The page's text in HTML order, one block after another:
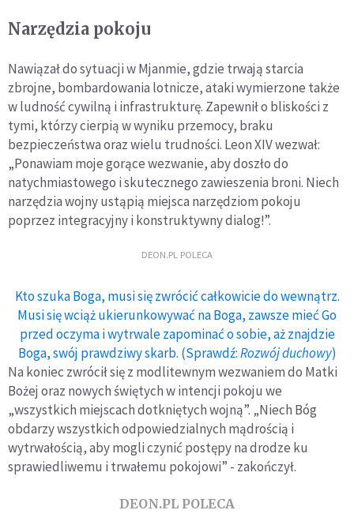
Narzędzia pokoju
Nawiązał do sytuacji w Mjanmie, gdzie trwają starcia
zbrojne, bombardowania lotnicze, ataki wymierzone także
w ludność cywilną i infrastrukturę. Zapewnił o bliskości z
tymi, którzy cierpią w wyniku przemocy, braku
bezpieczeństwa oraz wielu trudności. Leon XIV wezwał:
„Ponawiam moje gorące wezwanie, aby doszło do
natychmiastowego i skutecznego zawieszenia broni. Niech
narzędzia wojny ustąpią miejsca narzędziom pokoju
poprzez integracyjny i konstruktywny dialog!”.
DEON.PL POLECA
Kto szuka Boga, musi się zwrócić całkowicie do wewnątrz.
Musi się wciąż ukierunkowywać na Boga, zawsze mieć Go
przed oczyma i wytrwale zapominać o sobie, aż znajdzie
Boga, swój prawdziwy skarb. (Sprawdź:Rozwój duchowy)
Na koniec zwrócił się z modlitewnym wezwaniem do Matki
Bożej oraz nowych świętych w intencji pokoju we
„wszystkich miejscach dotkniętych wojną”. „Niech Bóg
obdarzy wszystkich odpowiedzialnych mądrością i
wytrwałością, aby mogli czynić postępy na drodze ku
sprawiedliwemu i trwałemu pokojowi” - zakończył.
DEON.PL POLECA